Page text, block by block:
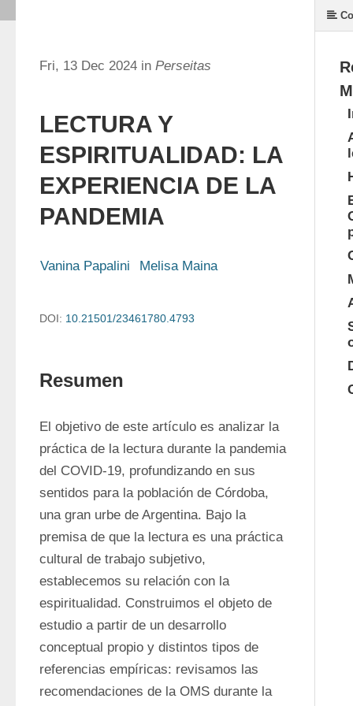
Fri, 13 Dec 2024 in Perseitas
LECTURA Y
ESPIRITUALIDAD: LA
EXPERIENCIA DE LA
PANDEMIA
Vanina Papalini Melisa Maina
DOI: 10.21501/23461780.4793
Resumen
El objetivo de este artículo es analizar la
práctica de la lectura durante la pandemia
del COVID-19, profundizando en sus
sentidos para la población de Córdoba,
una gran urbe de Argentina. Bajo la
premisa de que la lectura es una práctica
cultural de trabajo subjetivo,
establecemos su relación con la
espiritualidad. Construimos el objeto de
estudio a partir de un desarrollo
conceptual propio y distintos tipos de
referencias empíricas: revisamos las
recomendaciones de la OMS durante la